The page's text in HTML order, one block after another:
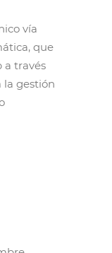
vía
que
a través
la gestión